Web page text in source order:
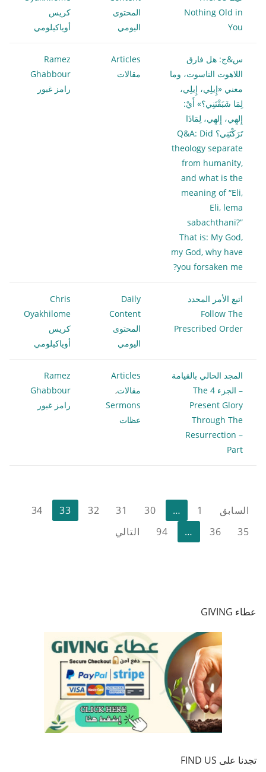
Nothing Old in
You
المحتوى
اليومي
كريس
أوياكيلومي
س&ج: هل فارق
اللاهوت الناسوت، وما
معني «إِيلِي، إِيلِي،
لِمَا شَبَقْتَنِي؟» أَيْ:
إِلهِي، إِلهِي، لِمَاذَا
تَرَكْتَنِي؟ Q&A: Did
theology separate
from humanity,
and what is the
meaning of “Eli,
Eli, lema
sabachthani?”
That is: My God,
my God, why have
you forsaken me?
Articles
مقالات
Ramez
Ghabbour
رامز غبور
اتبع الأمر المحدد
Follow The
Prescribed Order
Daily
Content
المحتوى
اليومي
Chris
Oyakhilome
كريس
أوياكيلومي
المجد الحالي بالقيامة
– الجزء 4 The
Present Glory
Through The
Resurrection –
Part
Articles
مقالات,
Sermons
عظات
Ramez
Ghabbour
رامز غبور
تعدد
صفحات
السابق 1
…
30
31
32
33
34
35
36
…
94 التالي
عطاء GIVING
تجدنا على FIND US